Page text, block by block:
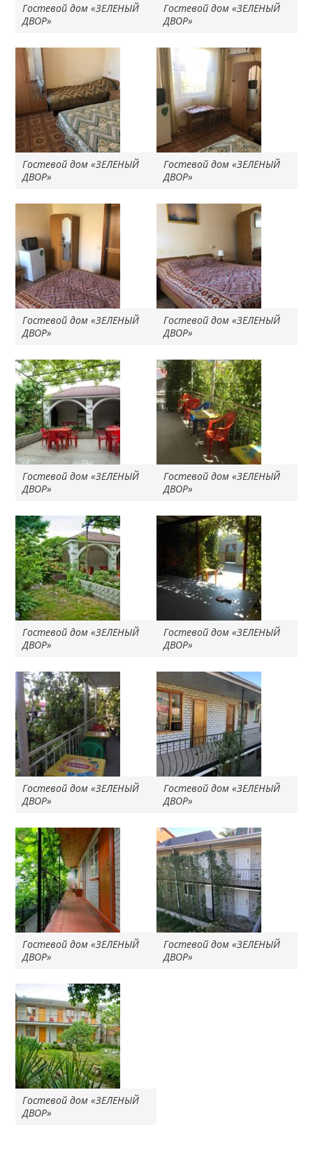
Гостевой дом «ЗЕЛЕНЫЙ
ДВОР»
Гостевой дом «ЗЕЛЕНЫЙ
ДВОР»
Гостевой дом «ЗЕЛЕНЫЙ
ДВОР»
Гостевой дом «ЗЕЛЕНЫЙ
ДВОР»
Гостевой дом «ЗЕЛЕНЫЙ
ДВОР»
Гостевой дом «ЗЕЛЕНЫЙ
ДВОР»
Гостевой дом «ЗЕЛЕНЫЙ
ДВОР»
Гостевой дом «ЗЕЛЕНЫЙ
ДВОР»
Гостевой дом «ЗЕЛЕНЫЙ
ДВОР»
Гостевой дом «ЗЕЛЕНЫЙ
ДВОР»
Гостевой дом «ЗЕЛЕНЫЙ
ДВОР»
Гостевой дом «ЗЕЛЕНЫЙ
ДВОР»
Гостевой дом «ЗЕЛЕНЫЙ
ДВОР»
Гостевой дом «ЗЕЛЕНЫЙ
ДВОР»
Гостевой дом «ЗЕЛЕНЫЙ
ДВОР»